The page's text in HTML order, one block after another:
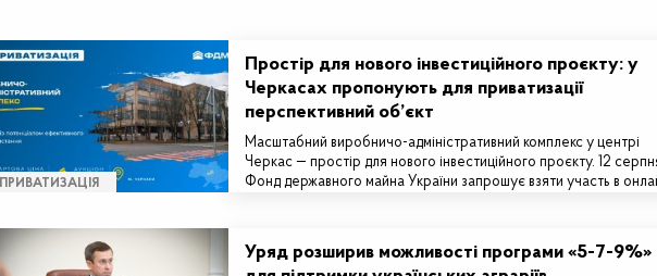
ПРИВАТИЗАЦІЯ
Простір для нового інвестиційного проєкту: у
Черкасах пропонують для приватизації
перспективний об’єкт
Масштабний виробничо-адміністративний комплекс у центрі
Черкас — простір для нового інвестиційного проєкту. 12
Фонд державного майна України запрошує взяти участь в
Уряд розширив можливості програми «5-7-9%»